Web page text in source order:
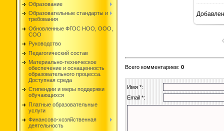
Образование
Образовательные стандарты и
требования
Обновленные ФГОС НОО, ООО,
СОО
Руководство
Педагогический состав
Материально-техническое
обеспечение и оснащенность
образовательного процесса.
Доступная среда
Стипендии и меры поддержки
обучающихся
Платные образовательные
услуги
Финансово-хозяйственная
деятельность
Всего комментариев: 0
Имя *:
Email *: